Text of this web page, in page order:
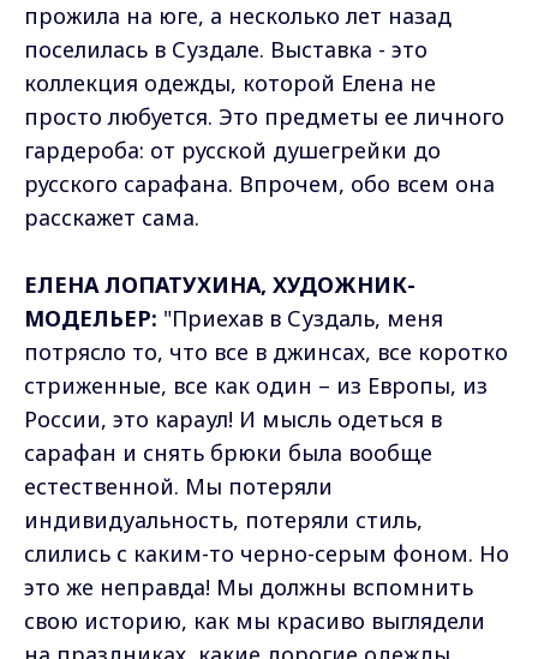
прожила на юге, а несколько лет назад
поселилась в Суздале. Выставка - это
коллекция одежды, которой Елена не
просто любуется. Это предметы ее личного
гардероба: от русской душегрейки до
русского сарафана. Впрочем, обо всем она
расскажет сама.
ЕЛЕНА ЛОПАТУХИНА, ХУДОЖНИК-
МОДЕЛЬЕР: "Приехав в Суздаль, меня
потрясло то, что все в джинсах, все коротко
стриженные, все как один – из Европы, из
России, это караул! И мысль одеться в
сарафан и снять брюки была вообще
естественной. Мы потеряли
индивидуальность, потеряли стиль,
слились с каким-то черно-серым фоном. Но
это же неправда! Мы должны вспомнить
свою историю, как мы красиво выглядели